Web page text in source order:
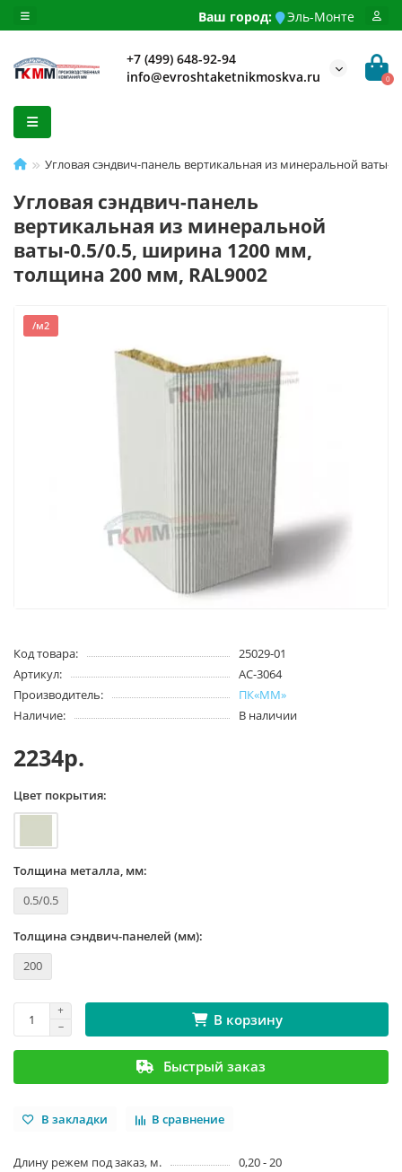
Ваш город: Эль-Монте
+7 (499) 648-92-94
info@evroshtaketnikmoskva.ru
0
Угловая сэндвич-панель вертикальная из минеральной
Угловая сэндвич-панель
вертикальная из минеральной
ваты-0.5/0.5, ширина 1200 мм,
толщина 200 мм, RAL9002
/м2
Код товара:
25029-01
Артикул:
АС-3064
Производитель:
ПК«ММ»
Наличие:
В наличии
2234р.
Цвет покрытия:
Толщина металла, мм:
0.5/0.5
Толщина сэндвич-панелей (мм):
200
В корзину
Быстрый заказ
В закладки В сравнение
Длину режем под заказ, м.
0,20 - 20